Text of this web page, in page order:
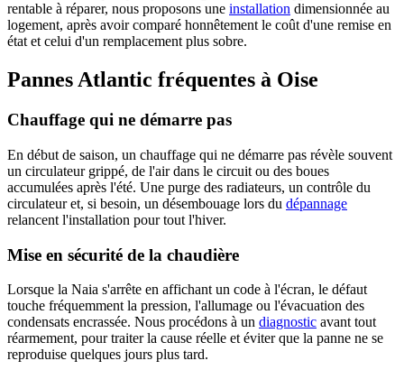
rentable à réparer, nous proposons une installation dimensionnée au
logement, après avoir comparé honnêtement le coût d'une remise en
état et celui d'un remplacement plus sobre.
Pannes Atlantic fréquentes à Oise
Chauffage qui ne démarre pas
En début de saison, un chauffage qui ne démarre pas révèle souvent
un circulateur grippé, de l'air dans le circuit ou des boues
accumulées après l'été. Une purge des radiateurs, un contrôle du
circulateur et, si besoin, un désembouage lors du dépannage
relancent l'installation pour tout l'hiver.
Mise en sécurité de la chaudière
Lorsque la Naia s'arrête en affichant un code à l'écran, le défaut
touche fréquemment la pression, l'allumage ou l'évacuation des
condensats encrassée. Nous procédons à un diagnostic avant tout
réarmement, pour traiter la cause réelle et éviter que la panne ne se
reproduise quelques jours plus tard.